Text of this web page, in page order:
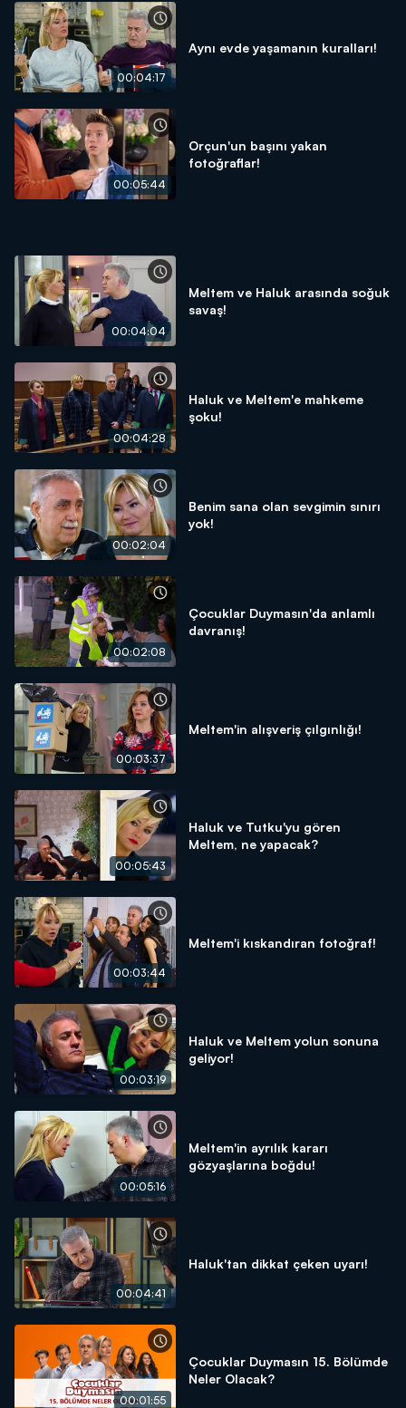
00:04:17
Aynı evde yaşamanın kuralları!
00:05:44
Orçun'un başını yakan
fotoğraflar!
00:04:04
Meltem ve Haluk arasında soğuk
savaş!
00:04:28
Haluk ve Meltem'e mahkeme
şoku!
00:02:04
Benim sana olan sevgimin sınırı
yok!
00:02:08
Çocuklar Duymasın'da anlamlı
davranış!
00:03:37
Meltem'in alışveriş çılgınlığı!
00:05:43
Haluk ve Tutku'yu gören
Meltem, ne yapacak?
00:03:44
Meltem'i kıskandıran fotoğraf!
00:03:19
Haluk ve Meltem yolun sonuna
geliyor!
00:05:16
Meltem'in ayrılık kararı
gözyaşlarına boğdu!
00:04:41
Haluk'tan dikkat çeken uyarı!
00:01:55
Çocuklar Duymasın 15. Bölümde
Neler Olacak?